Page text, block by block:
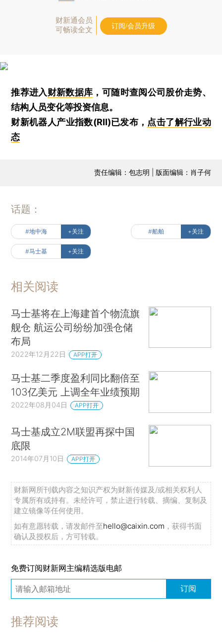
财新通会员
可畅读全文
订阅/会员升级
推荐进入财新数据库 ，可随时查阅公司股价走势、
结构人员变化等投资信息。
财新机器人产业指数(RII)已发布， 点击了解行业动
态
责任编辑：包志明 | 版面编辑：肖子何
话题：
#地中海 +关注 #船舶 +关注
#马士基 +关注
相关阅读
马士基将在上海建首个物流旗
舰仓 航运公司纷纷加强仓储
布局
2022年12月22日 APP打开
马士基二季度盈利同比翻倍至
103亿美元 上调全年业绩预期
2022年08月04日 APP打开
马士基成立2M联盟再探中国
底限
2014年07月10日 APP打开
财新网所刊载内容之知识产权为财新传媒及/或相关权利人
专属所有或持有。未经许可，禁止进行转载、摘编、复制及
建立镜像等任何使用。
如有意愿转载，请发邮件至hello@caixin.com ，获得书面
确认及授权后，方可转载。
免费订阅财新网主编精选版电邮
订阅
推荐阅读